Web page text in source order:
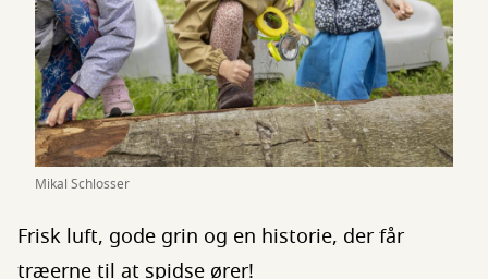
Mikal Schlosser
Frisk luft, gode grin og en historie, der får
træerne til at spidse ører!